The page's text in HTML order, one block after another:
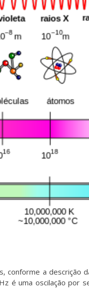
a descrição
é uma oscilação por